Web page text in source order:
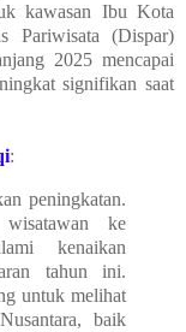
kawasan Ibu Kota
Pariwisata (Dispar)
2025 mencapai
signifikan saat
:
peningkatan.
ke
kenaikan
tahun ini.
untuk melihat
baik